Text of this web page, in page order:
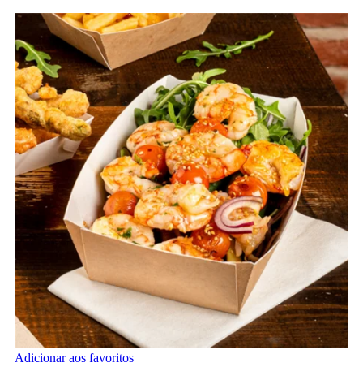
Adicionar aos favoritos